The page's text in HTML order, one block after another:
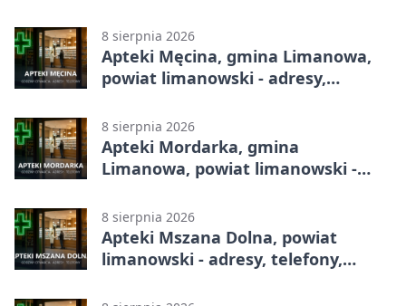
8 sierpnia 2026
Apteki Męcina, gmina Limanowa,
powiat limanowski - adresy,
8 sierpnia 2026
Apteki Mordarka, gmina
Limanowa, powiat limanowski -
8 sierpnia 2026
Apteki Mszana Dolna, powiat
limanowski - adresy, telefony,